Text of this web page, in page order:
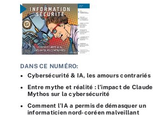
DANS CE NUMÉRO:
Cybersécurité & IA, les amours contrariés
Entre mythe et réalité : l’impact de Claude
Mythos sur la cybersécurité
Comment l’IA a permis de démasquer un
informaticien nord-coréen malveillant